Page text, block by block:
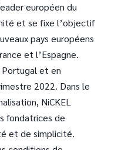
européen du
et se fixe l’objectif
pays européens
et l’Espagne.
Portugal et en
2022. Dans le
NiCKEL
fondatrices de
et de simplicité.